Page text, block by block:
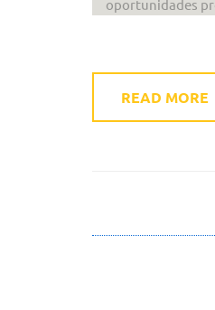
oportunidades
READ MORE